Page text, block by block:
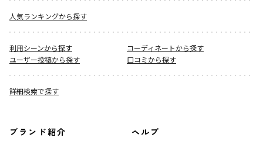
人気ランキングから探す
利用シーンから探す
コーディネートから探す
ユーザー投稿から探す
口コミから探す
詳細検索で探す
ブランド紹介 ヘルプ